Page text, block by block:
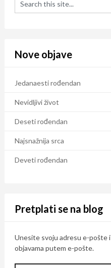
Nove objave
Jedanaesti rođendan
Nevidljivi život
Deseti rođendan
Najsnažnija srca
Deveti rođendan
Pretplati se na blog
Unesite svoju adresu e-pošte
objavama putem e-pošte.